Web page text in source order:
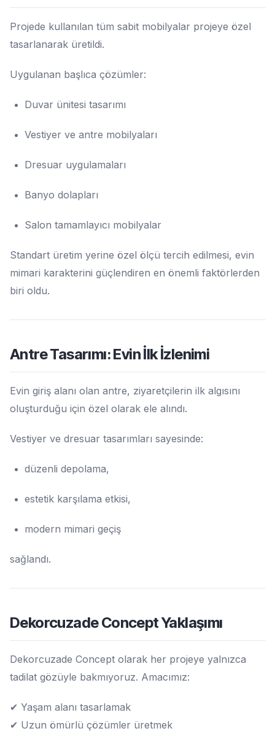
Projede kullanılan tüm sabit mobilyalar projeye özel
tasarlanarak üretildi.
Uygulanan başlıca çözümler:
Duvar ünitesi tasarımı
Vestiyer ve antre mobilyaları
Dresuar uygulamaları
Banyo dolapları
Salon tamamlayıcı mobilyalar
Standart üretim yerine özel ölçü tercih edilmesi, evin
mimari karakterini güçlendiren en önemli faktörlerden
biri oldu.
Antre Tasarımı: Evin İlk İzlenimi
Evin giriş alanı olan antre, ziyaretçilerin ilk algısını
oluşturduğu için özel olarak ele alındı.
Vestiyer ve dresuar tasarımları sayesinde:
düzenli depolama,
estetik karşılama etkisi,
modern mimari geçiş
sağlandı.
Dekorcuzade Concept Yaklaşımı
Dekorcuzade Concept olarak her projeye yalnızca
tadilat gözüyle bakmıyoruz. Amacımız:
✔ Yaşam alanı tasarlamak
✔ Uzun ömürlü çözümler üretmek